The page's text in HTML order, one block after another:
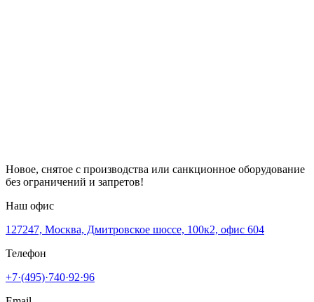
Новое, снятое с производства или санкционное оборудование
без ограничений и запретов!
Наш офис
127247, Москва, Дмитровское шоссе, 100к2, офис 604
Телефон
+7·(495)·740·92·96